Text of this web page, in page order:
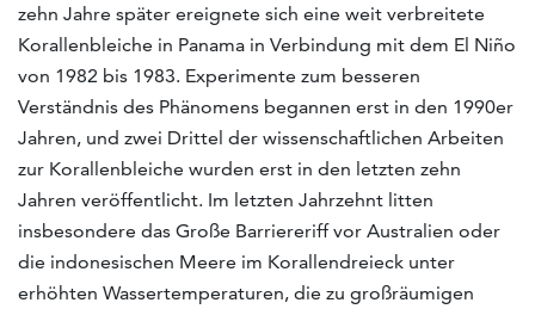
zehn Jahre später ereignete sich eine weit verbreitete
Korallenbleiche in Panama in Verbindung mit dem El Niño
von 1982 bis 1983. Experimente zum besseren
Verständnis des Phänomens begannen erst in den 1990er
Jahren, und zwei Drittel der wissenschaftlichen Arbeiten
zur Korallenbleiche wurden erst in den letzten zehn
Jahren veröffentlicht. Im letzten Jahrzehnt litten
insbesondere das Große Barriereriff vor Australien oder
die indonesischen Meere im Korallendreieck unter
erhöhten Wassertemperaturen, die zu großräumigen